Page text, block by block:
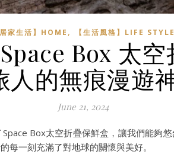
居家生活】HOME , 【生活風格】LIFE STYLE
Box 太
人的無痕漫遊
June 21, 2024
Box太空折疊保鮮盒，讓我們能夠
每一刻充滿了對地球的關懷與美好。